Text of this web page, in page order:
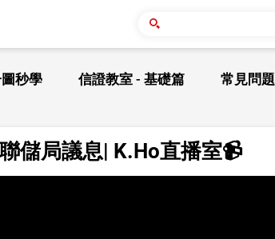
秒學 信證教室 - 基礎篇 常見問題
儲局議息| K.Ho直播室📹